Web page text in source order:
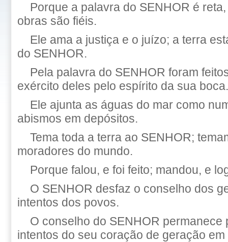
Porque a palavra do SENHOR é
obras são fiéis.
Ele ama a justiça e o juízo; a terra
do SENHOR.
Pela palavra do SENHOR foram
exército deles pelo espírito da sua boca.
Ele ajunta as águas do mar como
abismos em depósitos.
Tema toda a terra ao SENHOR;
moradores do mundo.
Porque falou, e foi feito; mandou, e
O SENHOR desfaz o conselho dos
intentos dos povos.
O conselho do SENHOR permanece
intentos do seu coração de geração